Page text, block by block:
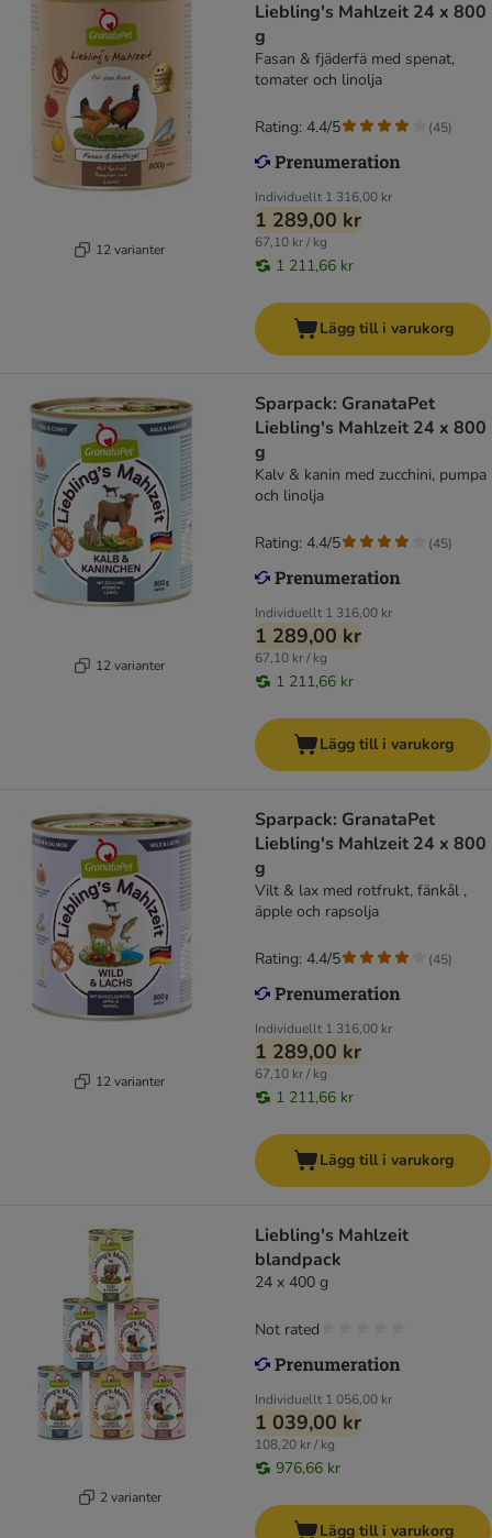
12 varianter
Liebling's Mahlzeit 24 x 800
g
Fasan & fjäderfä med spenat,
tomater och linolja
Individuellt 1 316,00 kr
1 289,00 kr
67,10 kr / kg
1 211,66 kr
Rating: 4.4/5 (45)
Lägg till i varukorg
12 varianter
Sparpack: GranataPet
Liebling's Mahlzeit 24 x 800
g
Kalv & kanin med zucchini, pumpa
och linolja
Individuellt 1 316,00 kr
1 289,00 kr
67,10 kr / kg
1 211,66 kr
Rating: 4.4/5 (45)
Lägg till i varukorg
12 varianter
Sparpack: GranataPet
Liebling's Mahlzeit 24 x 800
g
Vilt & lax med rotfrukt, fänkål ,
äpple och rapsolja
Individuellt 1 316,00 kr
1 289,00 kr
67,10 kr / kg
1 211,66 kr
Rating: 4.4/5 (45)
Lägg till i varukorg
2 varianter
Liebling's Mahlzeit
blandpack
24 x 400 g
Individuellt 1 056,00 kr
1 039,00 kr
108,20 kr / kg
976,66 kr
Not rated
Lägg till i varukorg